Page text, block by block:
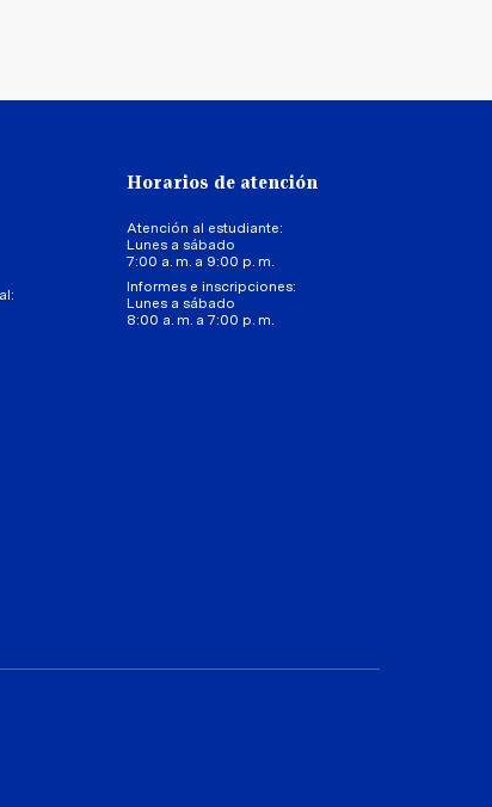
Horarios de atención
Atención al estudiante:
Lunes a sábado
7:00 a. m. a 9:00 p. m.
Informes e inscripciones:
Lunes a sábado
8:00 a. m. a 7:00 p. m.